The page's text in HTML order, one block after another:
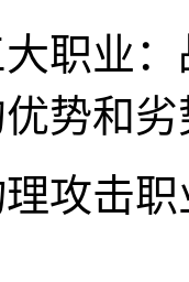
职业
势和劣
攻击